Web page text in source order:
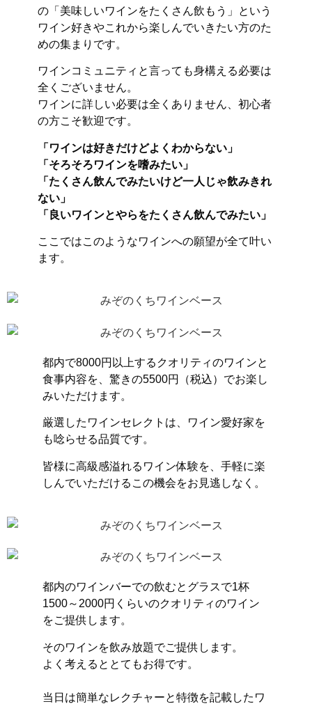
の「美味しいワインをたくさん飲もう」という
ワイン好きやこれから楽しんでいきたい方のた
めの集まりです。
ワインコミュニティと言っても身構える必要は
全くございません。
ワインに詳しい必要は全くありません、初心者
の方こそ歓迎です。
「ワインは好きだけどよくわからない」
「そろそろワインを嗜みたい」
「たくさん飲んでみたいけど一人じゃ飲みきれ
ない」
「良いワインとやらをたくさん飲んでみたい」
ここではこのようなワインへの願望が全て叶い
ます。
都内で8000円以上するクオリティのワインと
食事内容を、驚きの5500円（税込）でお楽し
みいただけます。
厳選したワインセレクトは、ワイン愛好家を
も唸らせる品質です。
皆様に高級感溢れるワイン体験を、手軽に楽
しんでいただけるこの機会をお見逃しなく。
都内のワインバーでの飲むとグラスで1杯
1500～2000円くらいのクオリティのワイン
をご提供します。
そのワインを飲み放題でご提供します。
よく考えるととてもお得です。
当日は簡単なレクチャーと特徴を記載したワ